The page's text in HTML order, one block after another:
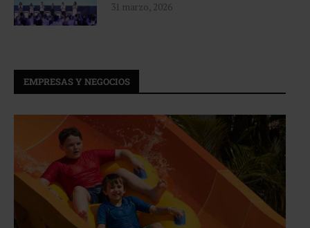
31 marzo, 2026
EMPRESAS Y NEGOCIOS